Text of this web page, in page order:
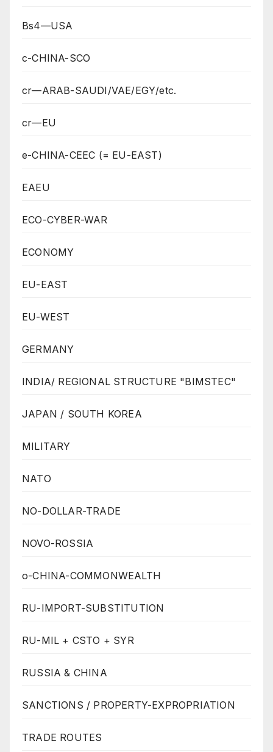
Bs4—USA
c-CHINA-SCO
cr—ARAB-SAUDI/VAE/EGY/etc.
cr—EU
e-CHINA-CEEC (= EU-EAST)
EAEU
ECO-CYBER-WAR
ECONOMY
EU-EAST
EU-WEST
GERMANY
INDIA/ REGIONAL STRUCTURE "BIMSTEC"
JAPAN / SOUTH KOREA
MILITARY
NATO
NO-DOLLAR-TRADE
NOVO-ROSSIA
o-CHINA-COMMONWEALTH
RU-IMPORT-SUBSTITUTION
RU-MIL + CSTO + SYR
RUSSIA & CHINA
SANCTIONS / PROPERTY-EXPROPRIATION
TRADE ROUTES